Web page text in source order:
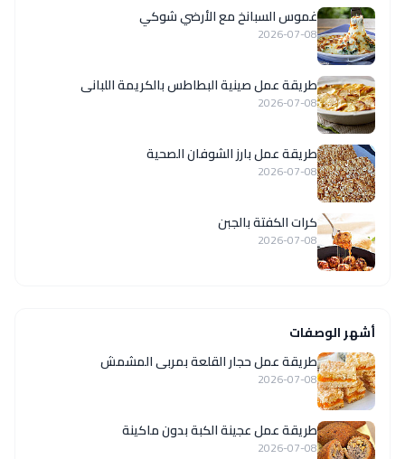
غموس السبانخ مع الأرضي شوكي
2026-07-08
طريقة عمل صينية البطاطس بالكريمة اللبانى
2026-07-08
طريقة عمل بارز الشوفان الصحية
2026-07-08
كرات الكفتة بالجبن
2026-07-08
أشهر الوصفات
طريقة عمل حجار القلعة بمربى المشمش
2026-07-08
طريقة عمل عجينة الكبة بدون ماكينة
2026-07-08